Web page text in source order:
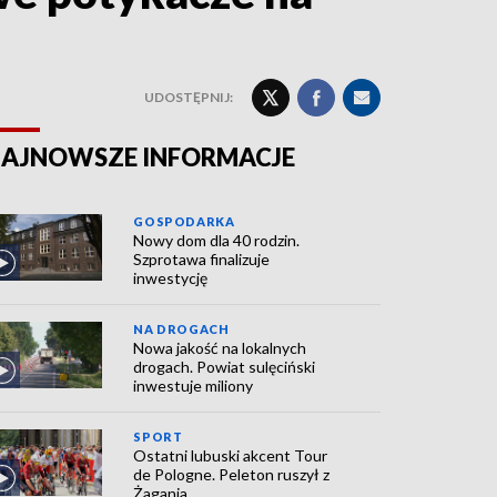
UDOSTĘPNIJ:
INFORMACJE
GOSPODARKA
Nowy dom dla 40 rodzin.
Szprotawa finalizuje
inwestycję
NA DROGACH
Nowa jakość na lokalnych
drogach. Powiat sulęciński
inwestuje miliony
SPORT
Ostatni lubuski akcent Tour
de Pologne. Peleton ruszył z
Żagania